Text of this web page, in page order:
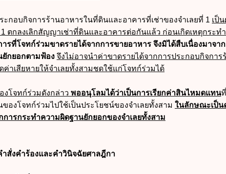
ะกอบกิจการร้านอาหารในที่ดินและอาคารที่เช่าของจำเลยที่ 1 เป็
ตกลงเลิกสัญญาเช่าที่ดินและอาคารต่อกันแล้ว ก่อนเกิดเหตุกระท
ารที่โจทก์ร่วมขาดรายได้จากการขายอาหาร จึงมิได้สืบเนื่องมาจาก
กยอกตามฟ้อง จึงไม่อาจนำค่าขาดรายได้จากการประกอบกิจการ
าเสียหายให้จำเลยทั้งสามชดใช้แก่โจทก์ร่วมได้
งโจทก์ร่วมดังกล่าว พออนุโลมได้ว่าเป็นการเรียกค่าสินไหมดแทน
องโจทก์ร่วมไปใช้เป็นประโยชน์ของจำเลยทั้งสาม ในลักษณะเป็น
การกระทำความผิดฐานยักยอกของจำเลยทั้งสาม
สั่งคำร้องและคำวินิจฉัยศาลฎีกา